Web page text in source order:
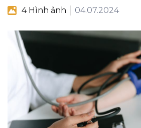
4 Hình ảnh 04.07.2024